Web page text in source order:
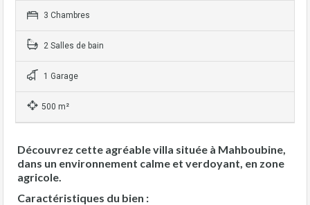
3 Chambres
2 Salles de bain
1 Garage
500 m²
Découvrez cette agréable villa située à Mahboubine,
dans un environnement calme et verdoyant, en zone
agricole.
Caractéristiques du bien :